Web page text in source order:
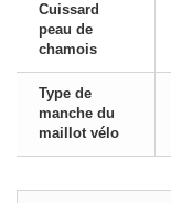
Cuissard
peau de
chamois
Type de
manche du
maillot vélo